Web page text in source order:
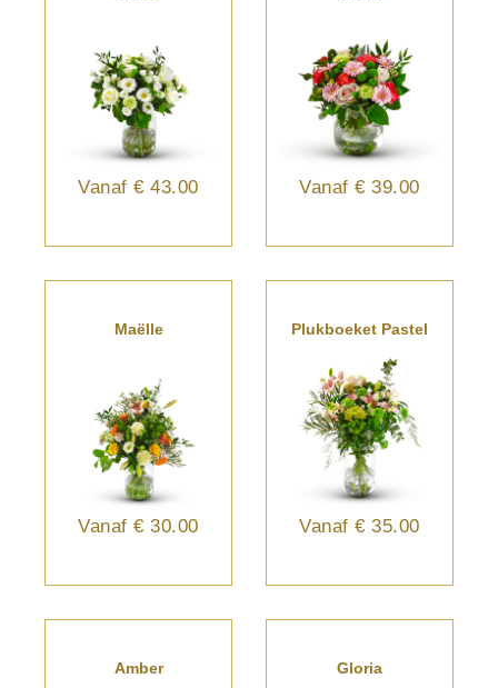
Vanaf € 43.00 Vanaf € 39.00
Maëlle
Vanaf € 30.00
Plukboeket Pastel
Vanaf € 35.00
Amber Gloria